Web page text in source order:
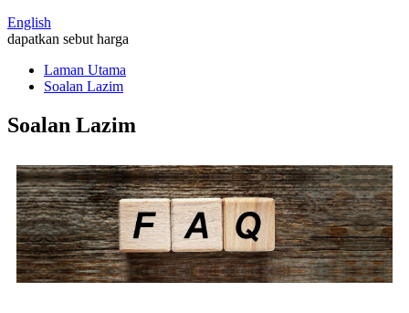
English
dapatkan sebut harga
Laman Utama
Soalan Lazim
Soalan Lazim